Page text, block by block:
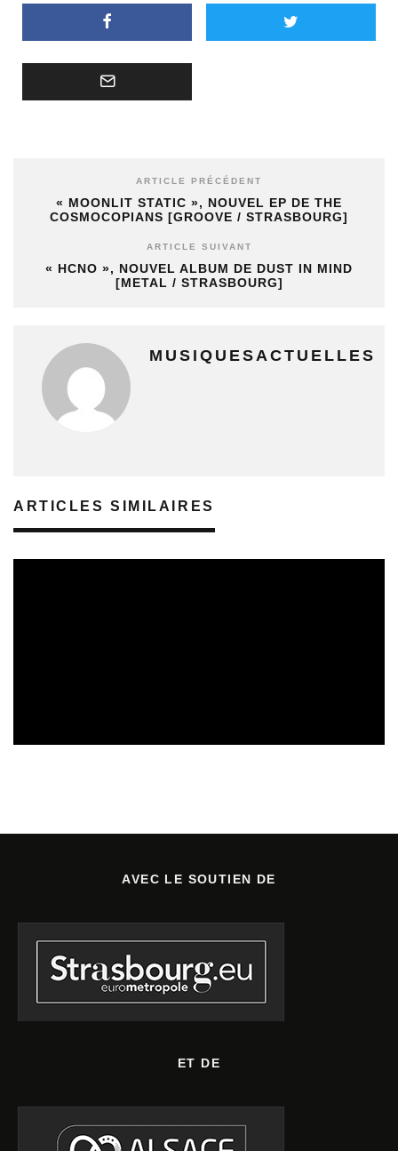
ARTICLE PRÉCÉDENT
« MOONLIT STATIC », NOUVEL EP DE THE
COSMOCOPIANS [GROOVE / STRASBOURG]
ARTICLE SUIVANT
« HCNO », NOUVEL ALBUM DE DUST IN MIND
[METAL / STRASBOURG]
MUSIQUESACTUELLES
ARTICLES SIMILAIRES
AVEC LE SOUTIEN DE
ET DE